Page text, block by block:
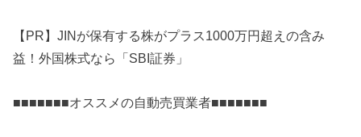
【PR】JINが保有する株がプラス1000万円超えの含み
益！外国株式なら「SBI証券」
■■■■■■■オススメの自動売買業者■■■■■■■